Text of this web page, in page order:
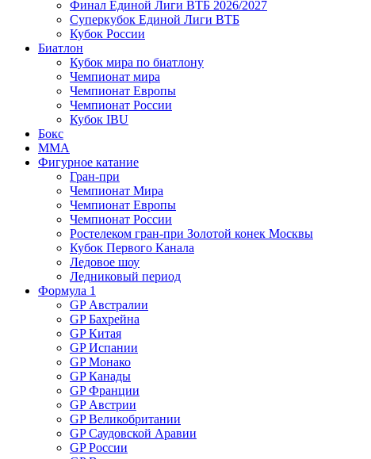
Финал Единой Лиги ВТБ 2026/2027
Суперкубок Единой Лиги ВТБ
Кубок России
Биатлон
Кубок мира по биатлону
Чемпионат мира
Чемпионат Европы
Чемпионат России
Кубок IBU
Бокс
MMA
Фигурное катание
Гран-при
Чемпионат Мира
Чемпионат Европы
Чемпионат России
Ростелеком гран-при Золотой конек Москвы
Кубок Первого Канала
Ледовое шоу
Ледниковый период
Формула 1
GP Австралии
GP Бахрейна
GP Китая
GP Испании
GP Монако
GP Канады
GP Франции
GP Австрии
GP Великобритании
GP Саудовской Аравии
GP России